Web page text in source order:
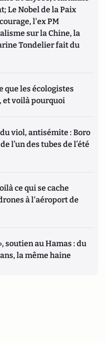
Le Nobel de la Paix
l'ex PM
sur la Chine, la
Tondelier fait du
que les écologistes
et voilà pourquoi
viol, antisémite : Boro
l’un des tubes de l’été
ce qui se cache
à l'aéroport de
soutien au Hamas : du
la même haine